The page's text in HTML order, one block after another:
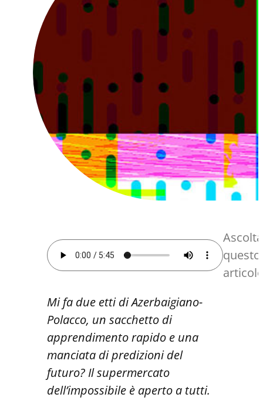
Ascolta
questo
Mi fa due etti di Azerbaigiano-
Polacco, un sacchetto di
apprendimento rapido e una
manciata di predizioni del
futuro? Il supermercato
dell’impossibile è aperto a tutti.